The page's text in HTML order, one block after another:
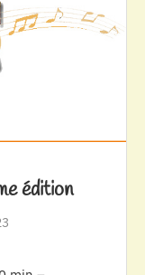
édition